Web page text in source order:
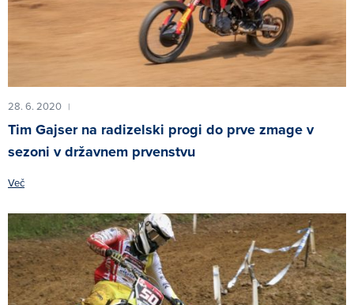
28. 6. 2020 |
Tim Gajser na radizelski progi do prve zmage v
sezoni v državnem prvenstvu
Več